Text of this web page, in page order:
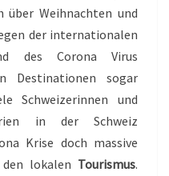
über Weihnachten und
der internationalen
des Corona Virus
Destinationen sogar
Schweizerinnen und
in der Schweiz
Krise doch massive
lokalen Tourismus.